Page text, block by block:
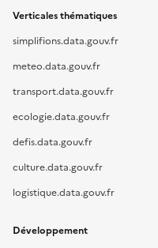
Verticales thématiques
simplifions.data.gouv.fr
meteo.data.gouv.fr
transport.data.gouv.fr
ecologie.data.gouv.fr
defis.data.gouv.fr
culture.data.gouv.fr
logistique.data.gouv.fr
Développement